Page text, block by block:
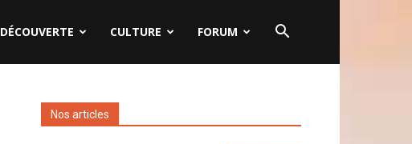
DÉCOUVERTE CULTURE FORUM
Nos articles